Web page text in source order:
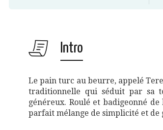
Intro
Le pain turc au beurre, appelé
traditionnelle qui séduit par sa
généreux. Roulé et badigeonné
parfait mélange de simplicité et de